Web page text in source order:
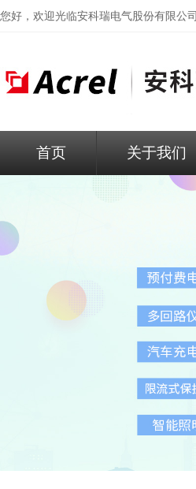
您好，欢迎光临安科瑞电气股份有限公司
首页 关于我们